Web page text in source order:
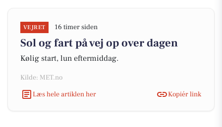
VEJRET 16 timer siden
Sol og fart på vej op over dagen
Kølig start, lun eftermiddag.
Kilde: MET.no
Læs hele artiklen her
Kopiér link